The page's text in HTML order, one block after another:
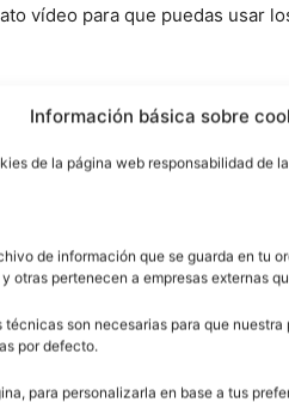
Información básica sobre
de la página web responsabilidad de
de información que se guarda en tu
otras pertenecen a empresas externas
son necesarias para que
por defecto.
para personalizarla en base a tus
vídeo para que puedas usar